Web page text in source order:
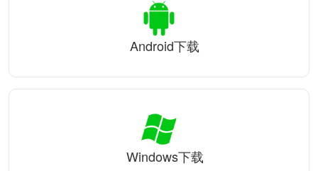
Android下载
Windows下载